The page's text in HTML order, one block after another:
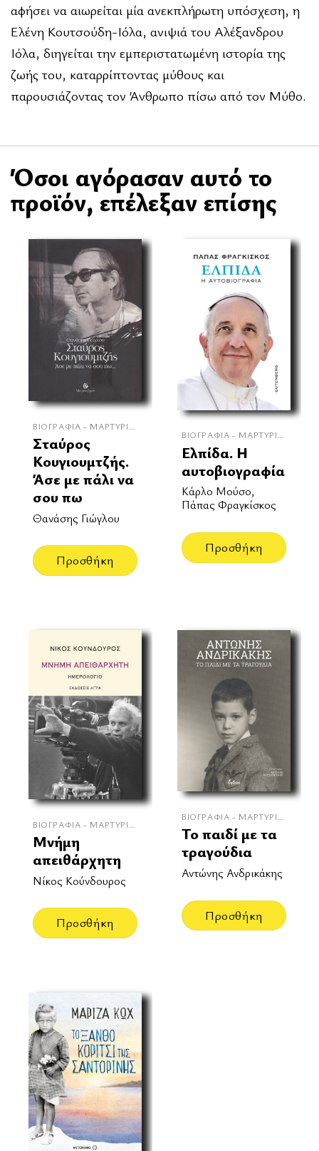
αφήσει να αιωρείται μία ανεκπλήρωτη υπόσχεση, η
Ελένη Κουτσούδη-Ιόλα, ανιψιά του Αλέξανδρου
Ιόλα, διηγείται την εμπεριστατωμένη ιστορία της
ζωής του, καταρρίπτοντας μύθους και
παρουσιάζοντας τον Άνθρωπο πίσω από τον Μύθο.
Όσοι αγόρασαν αυτό το
προϊόν, επέλεξαν επίσης
ΒΙΟΓΡΑΦΊΑ - ΜΑΡΤΥΡΊΕΣ
Σταύρος
Κουγιουμτζής.
Άσε με πάλι να
σου πω
Θανάσης Γιώγλου
Προσθήκη
ΒΙΟΓΡΑΦΊΑ - ΜΑΡΤΥΡΊΕΣ
Ελπίδα. Η
αυτοβιογραφία
Κάρλο Μούσο,
Πάπας Φραγκίσκος
Προσθήκη
ΒΙΟΓΡΑΦΊΑ - ΜΑΡΤΥΡΊΕΣ
Μνήμη
απειθάρχητη
Νίκος Κούνδουρος
Προσθήκη
ΒΙΟΓΡΑΦΊΑ - ΜΑΡΤΥΡΊΕΣ
Το παιδί με τα
τραγούδια
Αντώνης Ανδρικάκης
Προσθήκη